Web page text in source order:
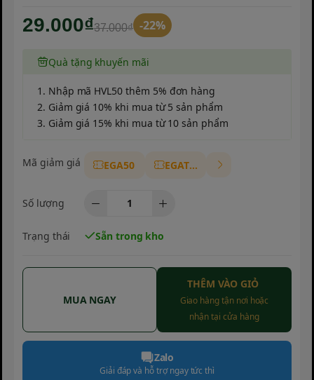
29.000₫37.000₫ -22%
Quà tặng khuyến mãi
1. Nhập mã HVL50 thêm 5% đơn hàng
2. Giảm giá 10% khi mua từ 5 sản phẩm
3. Giảm giá 15% khi mua từ 10 sản phẩm
Mã giảm giá EGA50 EGAT10
Số lượng
Trạng thái Sẵn trong kho
MUA NGAY
THÊM VÀO GIỎ
Giao hàng tận nơi hoặc
nhận tại cửa hàng
Zalo
Giải đáp và hỗ trợ ngay tức thì